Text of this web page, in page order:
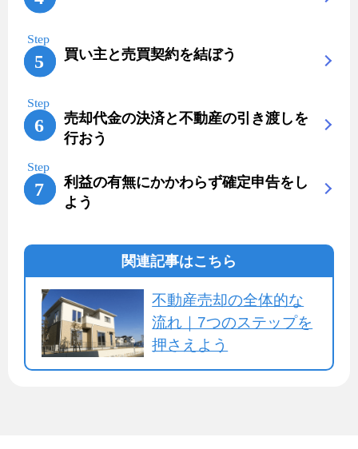
買い主と売買契約を結ぼう
売却代金の決済と不動産の引き渡しを
行おう
利益の有無にかかわらず確定申告をし
よう
関連記事はこちら
不動産売却の全体的な
流れ｜7つのステップを
押さえよう